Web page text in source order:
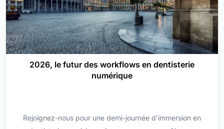
2026, le futur des workflows en dentisterie
numérique
Rejoignez-nous pour une demi-journée d’immersion en